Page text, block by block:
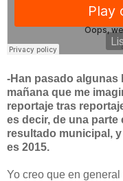
-Han pasado algunas
mañana que me
reportaje tras
es decir, de una parte
resultado municipal,
es 2015.
Yo creo que en